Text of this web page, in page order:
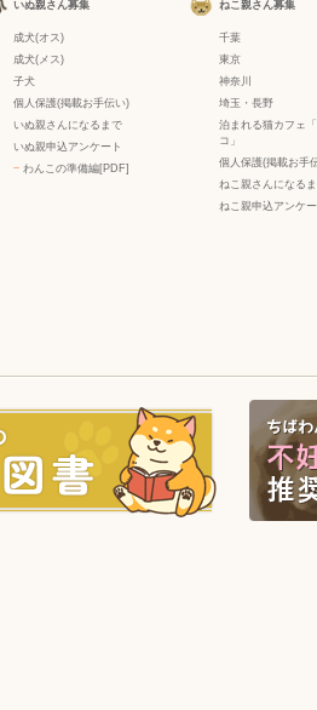
いぬ親さん募集
成犬(オス)
成犬(メス)
子犬
個人保護(掲載お手伝い)
いぬ親さんになるまで
いぬ親申込アンケート
− わんこの準備編[PDF]
ねこ親さん募集
千葉
東京
神奈川
埼玉・長野
泊まれる猫カフェ
コ」
個人保護(掲載お手
ねこ親さんになる
ねこ親申込アンケ